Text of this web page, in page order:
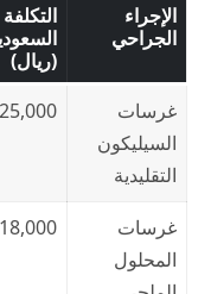
الإجراء
الجراحي
(ريال)
غرسات
السيليكون
التقليدية
25,000 ر.س
غرسات
المحلول
18,000 ر.س